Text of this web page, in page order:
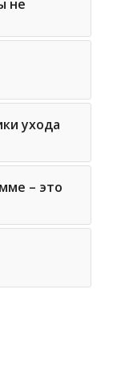
не
ухода
– это